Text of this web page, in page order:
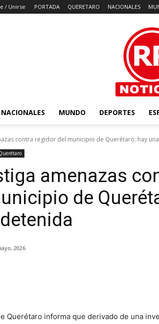
/ Unirse PORTADA QUERETARO NACIONALES
NACIONALES MUNDO DEPORTES
contra regidor del municipio de Querétaro; hay
amenazas
de
2026
Querétaro informa que derivado de una